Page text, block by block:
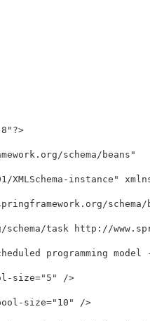
schema/beans"
XMLSchema-instance"
schema/task http://
programming model
size="5" />
size="10" />